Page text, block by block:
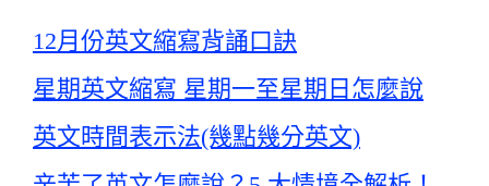
12月份英文縮寫背誦口訣
星期英文縮寫 星期一至星期日怎麼說
英文時間表示法(幾點幾分英文)